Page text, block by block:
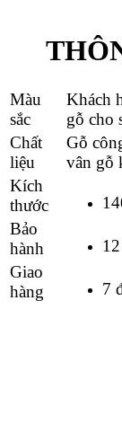
Màu
sắc
Khách
gỗ cho
Chất
liệu
Gỗ
vân gỗ
Kích
thước
Bảo
hành
Giao
hàng
7